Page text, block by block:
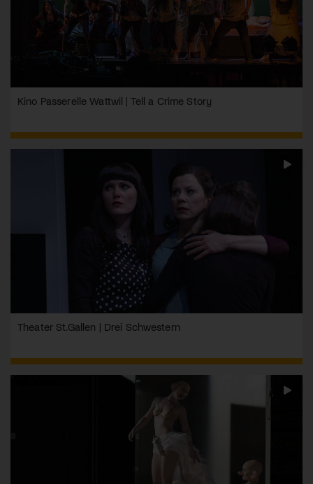
Kino Passerelle Wattwil | Tell a Crime Story
Theater St.Gallen | Drei Schwestern